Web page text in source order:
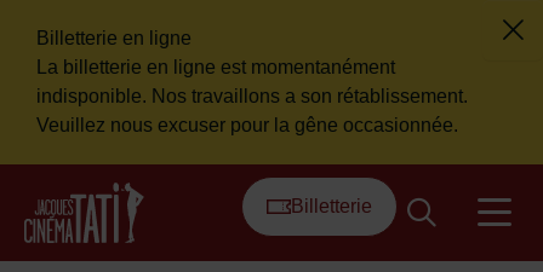
Flash info
Billetterie en ligne
La billetterie en ligne est momentanément
indisponible. Nos travaillons a son rétablissement.
Veuillez nous excuser pour la gêne occasionnée.
Retour à l'accueil
Billetterie